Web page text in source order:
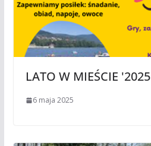
LATO W MIEŚCIE '2025
6 maja 2025